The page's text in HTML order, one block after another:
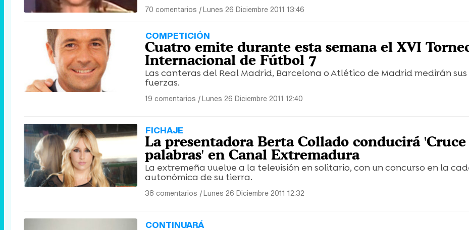
70 comentarios |Lunes 26 Diciembre 2011 13:46
COMPETICIÓN
Cuatro emite durante esta semana el XVI
Internacional de Fútbol 7
Las canteras del Real Madrid, Barcelona o Atlético de Madrid medirán sus
fuerzas.
19 comentarios |Lunes 26 Diciembre 2011 12:40
FICHAJE
La presentadora Berta Collado conducirá 'Cruce
palabras' en Canal Extremadura
La extremeña vuelve a la televisión en solitario, con un concurso en la
autonómica de su tierra.
38 comentarios |Lunes 26 Diciembre 2011 12:32
CONTINUARÁ